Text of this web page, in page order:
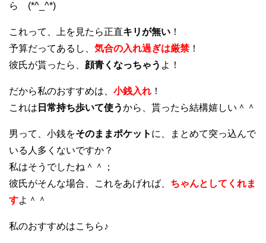
ら (*^_^*)
これって、上を見たら正直キリが無い ！
予算だってあるし、 気合の入れ過ぎは厳禁！
彼氏が貰ったら、 顔青くなっちゃう よ！
だから私のおすすめは、 小銭入れ ！
これは 日常持ち歩いて使うから、貰ったら結構嬉しい＾＾
男って、小銭をそのままポケット に、まとめて突っ込んで
いる人多くないですか？
私はそうでしたね＾＾；
彼氏がそんな場合、これをあげれば、 ちゃんとしてくれま
すよ＾＾
私のおすすめはこちら♪